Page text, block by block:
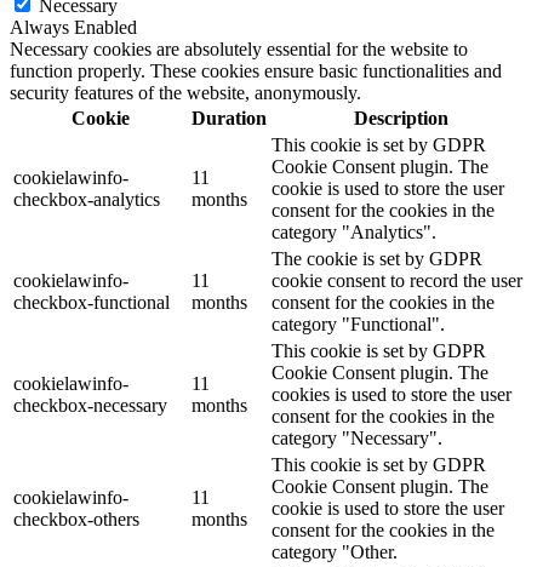
Necessary
Always Enabled
Necessary cookies are absolutely essential for the website to
function properly. These cookies ensure basic functionalities and
security features of the website, anonymously.
Cookie
Duration Description
cookielawinfo-
checkbox-analytics
11
months
This cookie is set by GDPR
Cookie Consent plugin. The
cookie is used to store the user
consent for the cookies in the
category "Analytics".
cookielawinfo-
checkbox-functional
11
months
The cookie is set by GDPR
cookie consent to record the user
consent for the cookies in the
category "Functional".
cookielawinfo-
checkbox-necessary
11
months
This cookie is set by GDPR
Cookie Consent plugin. The
cookies is used to store the user
consent for the cookies in the
category "Necessary".
cookielawinfo-
checkbox-others
11
months
This cookie is set by GDPR
Cookie Consent plugin. The
cookie is used to store the user
consent for the cookies in the
category "Other.